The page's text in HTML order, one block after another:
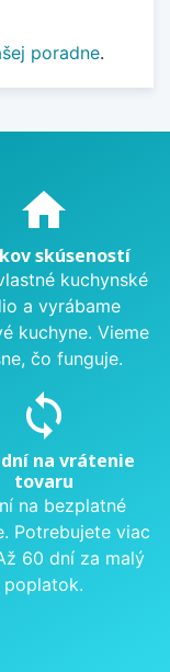
poradne.
home
skúseností
kuchynské
a vyrábame
kuchyne. Vieme
čo funguje.
sync
dní na vrátenie
tovaru
na bezplatné
Potrebujete viac
60 dní za malý
poplatok.